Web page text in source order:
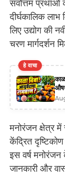
सर्वोत्तम
दीर्घकालिक
लिए उद्योग की
चरण मार्गदर्शन
हे वाचा
मनोरंजन क्षेत्र
केंद्रित
इस वर्ष मनोरंजन
जानकारी और